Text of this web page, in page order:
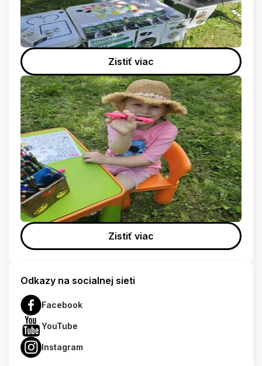
Zistiť viac
Zistiť viac
Odkazy na socialnej sieti
Facebook
YouTube
Instagram